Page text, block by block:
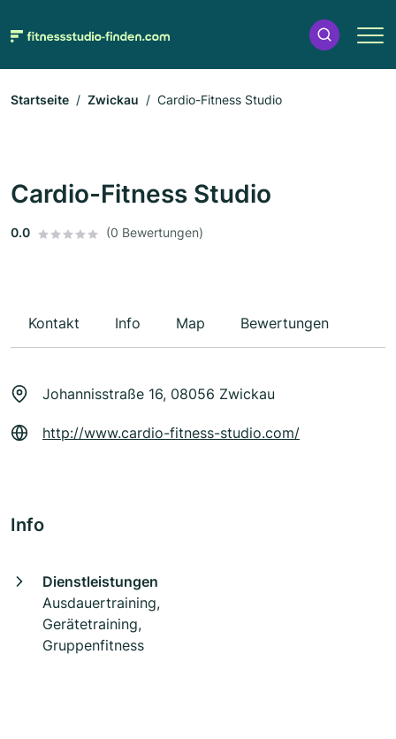
Startseite Zwickau Cardio-Fitness Studio
Cardio-Fitness Studio
0.0 (0 Bewertungen)
Kontakt Info Map Bewertungen
Johannisstraße 16, 08056 Zwickau
http://www.cardio-fitness-studio.com/
Info
Dienstleistungen
Ausdauertraining,
Gerätetraining,
Gruppenfitness